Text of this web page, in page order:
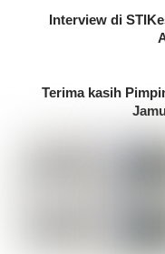
Interview di
Terima kasih